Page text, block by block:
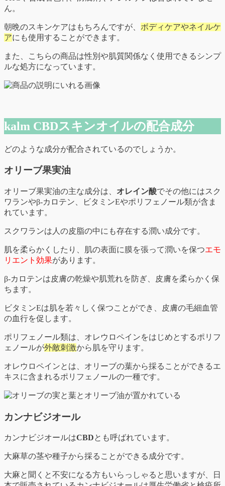
ん。
朝晩のスキンケアはもちろんですが、 ボディケアやネイルケ
アにも使用することができます。
また、こちらの商品は性別や肌質関係なく使用できるシンプ
ルな処方になっています。
kalm CBDスキンオイルの配合成分
どのような成分が配合されているのでしょうか。
オリーブ果実油
オリーブ果実油の主な成分は、 オレイン酸でその他にはスク
ワランやβ‐カロテン、ビタミンEやポリフェノール類が含ま
れています。
スクワランは人の皮脂の中にも存在する潤い成分です。
肌を柔らかくしたり、肌の表面に膜を張って潤いを保つエモ
リエント効果があります。
β‐カロテンは皮膚の乾燥や肌荒れを防ぎ、皮膚を柔らかく保
ちます。
ビタミンEは肌を若々しく保つことができ、皮膚の毛細血管
の血行を促します。
ポリフェノール類は、オレウロペインをはじめとするポリフ
ェノールが外敵刺激から肌を守ります。
オレウロペインとは、オリーブの葉から採ることができるエ
キスに含まれるポリフェノールの一種です。
カンナビジオール
カンナビジオールはCBDとも呼ばれています。
大麻草の茎や種子から採ることができる成分です。
大麻と聞くと不安になる方もいらっしゃると思いますが、日